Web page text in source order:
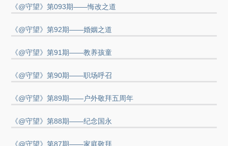
《@守望》第093期——悔改之道
《@守望》第92期——婚姻之道
《@守望》第91期——教养孩童
《@守望》第90期——职场呼召
《@守望》第89期——户外敬拜五周年
《@守望》第88期——纪念国永
《@守望》第87期——家庭敬拜